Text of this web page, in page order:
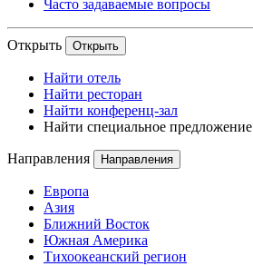
Часто задаваемые вопросы
Открыть Открыть
Найти отель
Найти ресторан
Найти конференц-зал
Найти специальное предложение
Направления Направления
Европа
Азия
Ближний Восток
Южная Америка
Тихоокеанский регион